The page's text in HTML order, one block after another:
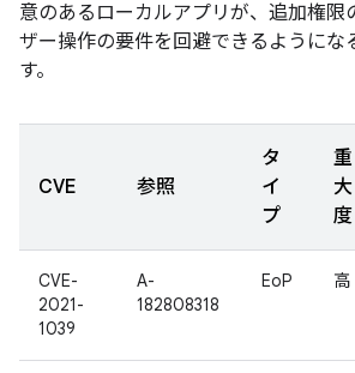
意のあるローカルアプリが、追加権限
ザー操作の要件を回避できるようにな
す。
CVE 参照
タ
イ
プ
重
大
度
CVE-
2021-
1039
A-
182808318
EoP 高